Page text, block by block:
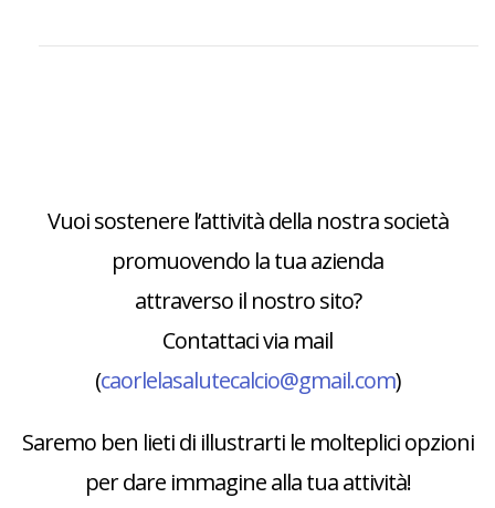
Vuoi sostenere l’attività della nostra società
promuovendo la tua azienda
attraverso il nostro sito?
Contattaci via mail
(caorlelasalutecalcio@gmail.com)
Saremo ben lieti di illustrarti le molteplici opzioni
per dare immagine alla tua attività!